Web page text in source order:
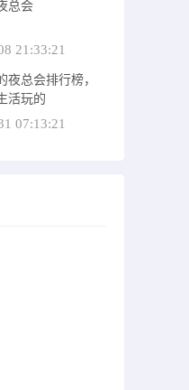
总会
21:33:21
夜总会排行榜，
活玩的
07:13:21